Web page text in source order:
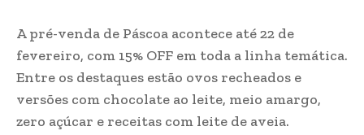
A pré-venda de Páscoa acontece até 22 de
fevereiro, com 15% OFF em toda a linha temática.
Entre os destaques estão ovos recheados e
versões com chocolate ao leite, meio amargo,
zero açúcar e receitas com leite de aveia.